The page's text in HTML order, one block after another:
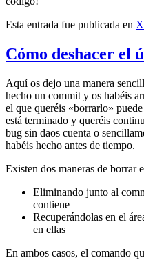
Esta entrada fue publicada en
Cómo deshacer el
Aquí os dejo una manera
hecho un commit y os habéis
el que queréis «borrarlo»
está terminado y queréis
bug sin daos cuenta o
habéis hecho antes de tiempo.
Existen dos maneras de borrar
Eliminando junto al
contiene
Recuperándolas en el
en ellas
En ambos casos, el comando